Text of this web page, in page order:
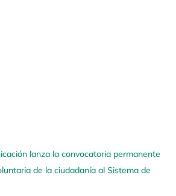
lanza la convocatoria permanente
de la ciudadanía al Sistema de